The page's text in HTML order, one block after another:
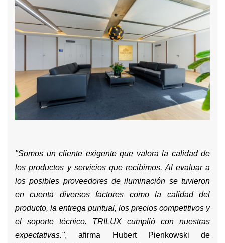
"Somos un cliente exigente que valora la calidad de
los productos y servicios que recibimos. Al evaluar a
los posibles proveedores de iluminación se tuvieron
en cuenta diversos factores como la calidad del
producto, la entrega puntual, los precios competitivos y
el soporte técnico. TRILUX cumplió con nuestras
expectativas.", afirma Hubert Pienkowski de